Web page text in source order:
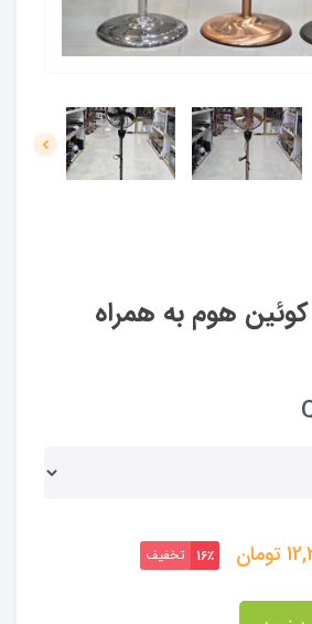
کوئین هوم به همراه
تومان 16٪ تخفیف